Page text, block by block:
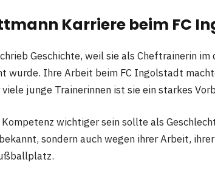
Karriere beim FC
Geschichte, weil sie als Cheftrainerin im
wurde. Ihre Arbeit beim FC Ingolstadt
junge Trainerinnen ist sie ein starkes
wichtiger sein sollte als
sondern auch wegen ihrer Arbeit,